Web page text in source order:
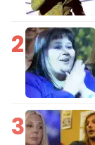
2
3